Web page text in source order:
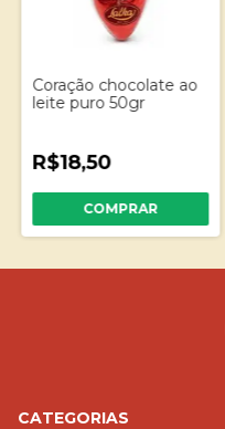
Coração chocolate ao
leite puro 50gr
R$18,50
CATEGORIAS